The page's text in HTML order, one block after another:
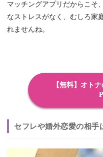
マッチングアプリだからこそ
なストレスがなく、むしろ家
れませんね。
【無料】オト
セフレや婚外恋愛の相手